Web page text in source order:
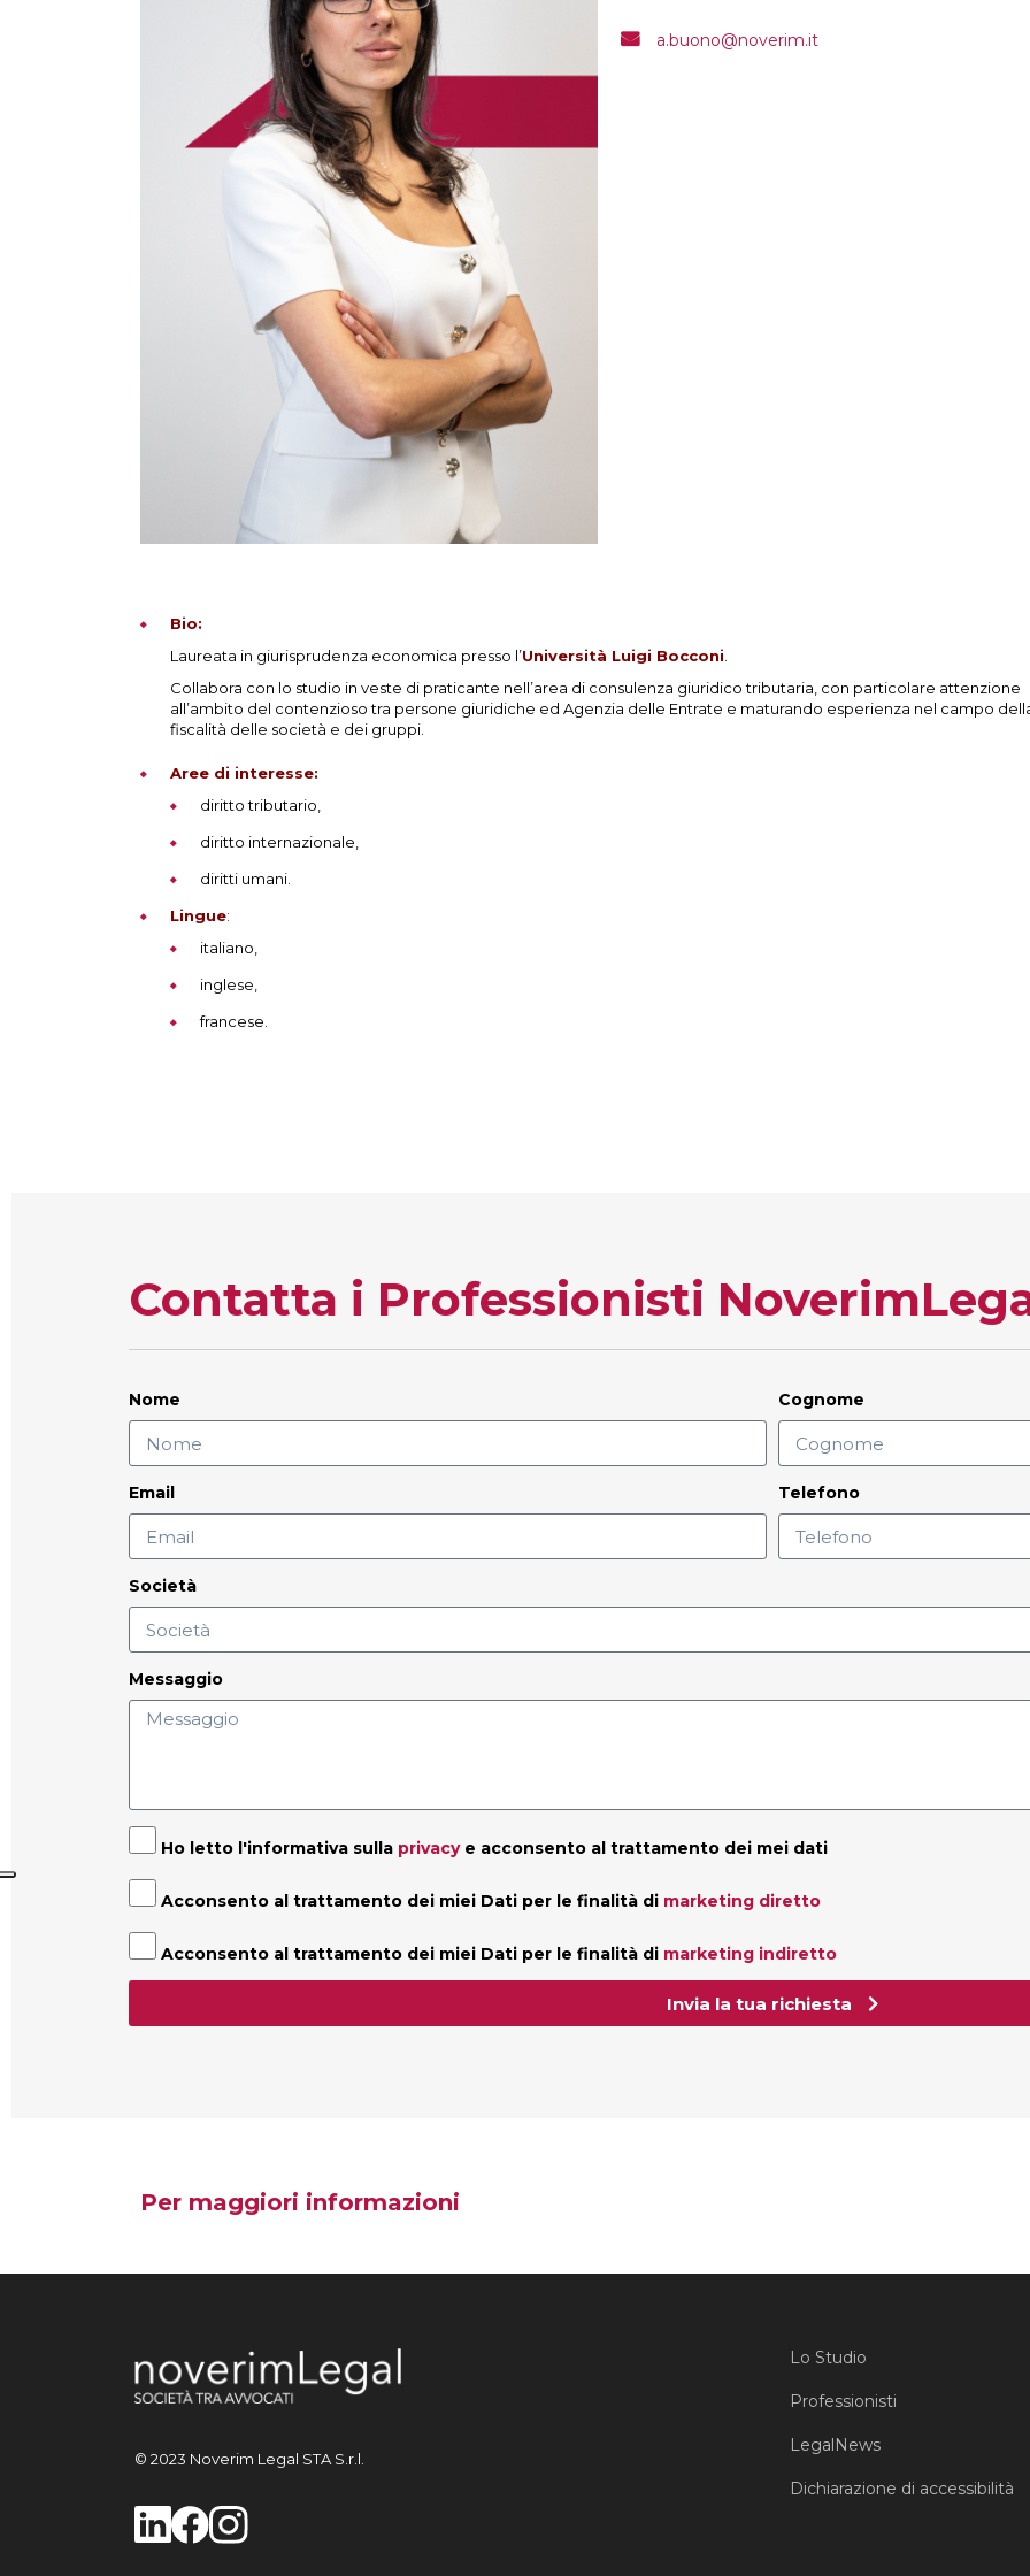
a.buono@noverim.it
Bio:
Laureata in giurisprudenza economica presso l’Università Luigi Bocconi
Collabora con lo studio in veste di praticante nell’area di consulenza giuridico tributaria, con particolare attenzione
all’ambito del contenzioso tra persone giuridiche ed Agenzia delle Entrate e maturando esperienza nel campo
fiscalità delle società e dei gruppi.
Aree di interesse:
diritto tributario,
diritto internazionale,
diritti umani.
Lingue:
italiano,
inglese,
francese.
Contatta i Professionisti
Nome Cognome
Email Telefono
Società
Messaggio
Ho letto l'informativa sulla privacye acconsento al trattamento dei mei dati
Acconsento al trattamento dei miei Dati per le finalità di marketing diretto
Acconsento al trattamento dei miei Dati per le finalità di marketing indiretto
Invia la tua richiesta
Per maggiori informazioni
© 2023 Noverim Legal STA S.r.l.
Lo Studio
Professionisti
LegalNews
Dichiarazione di accessibilità